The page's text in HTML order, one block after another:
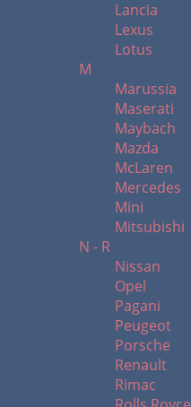
Lancia
Lexus
Lotus
M
Marussia
Maserati
Maybach
Mazda
McLaren
Mercedes
Mini
Mitsubishi
N - R
Nissan
Opel
Pagani
Peugeot
Porsche
Renault
Rimac